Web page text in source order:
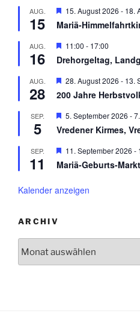
ee
h
o
e
o
r
e
h
o
e
n
AUG.
15
H
r
o
r
e
h
o
e
15. August 2026 - 18.
Mariä-
AUG.
16
H
r
o
r
e
h
o
e
11:00 - 17:00
Drehorgeltag,
AUG.
28
H
r
o
r
e
h
o
n
28. August 2026 - 13.
200 Jahre
SEP.
5
H
r
o
r
h
5. September 2026 -
Vredener Kirmes,
SEP.
11
H
r
o
o
e
n
11. September 2026 -
Mariä-Geburts-
Kalender anzeigen
ARCHIV